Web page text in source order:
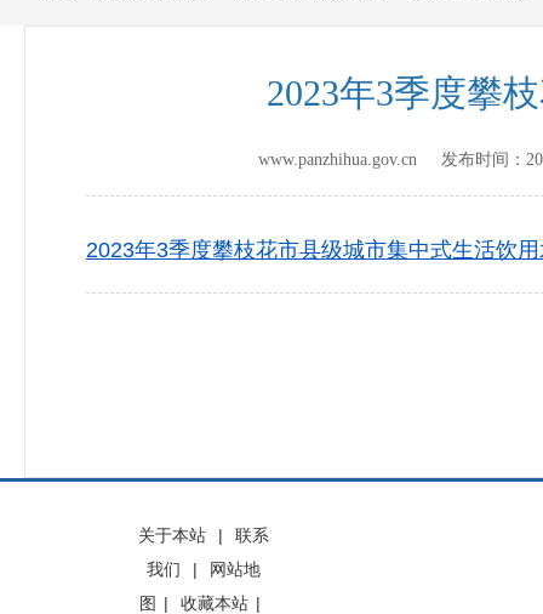
2023年3季度攀
www.panzhihua.gov.cn 发布时间：
2023年3季度攀枝花市县级城市集中式生活饮
关于本站 |
联系
我们
|
网站地
图 | 收藏本站 |